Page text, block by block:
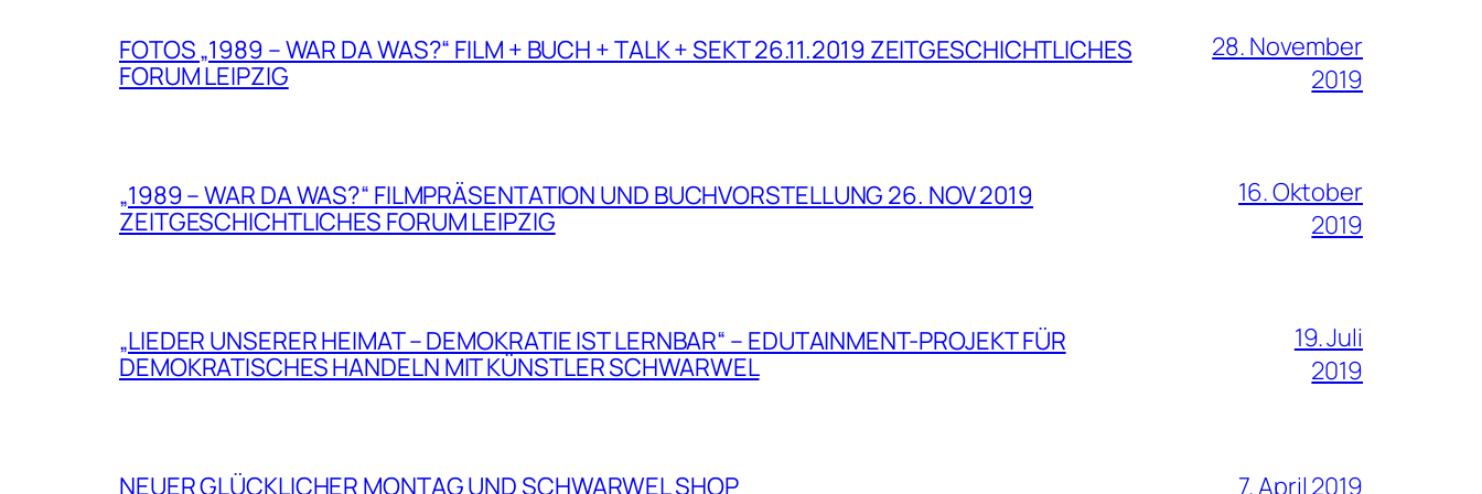
FOTOS „1989 – WAR DA WAS?“ FILM + BUCH + TALK + SEKT 26.11.2019 ZEITGESCHICHTLICHES
FORUM LEIPZIG
28. November
2019
„1989 – WAR DA WAS?“ FILMPRÄSENTATION UND BUCHVORSTELLUNG 26. NOV 2019
ZEITGESCHICHTLICHES FORUM LEIPZIG
16. Oktober
2019
„LIEDER UNSERER HEIMAT – DEMOKRATIE IST LERNBAR“ – EDUTAINMENT-PROJEKT FÜR
DEMOKRATISCHES HANDELN MIT KÜNSTLER SCHWARWEL
19. Juli
2019
NEUER GLÜCKLICHER MONTAG UND SCHWARWEL SHOP 7. April 2019